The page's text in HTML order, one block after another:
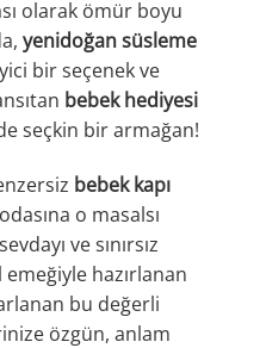
olarak ömür boyu
yenidoğan süsleme
bir seçenek ve
bebek hediyesi
seçkin bir armağan!
bebek kapı
o masalsı
ve sınırsız
emeğiyle hazırlanan
bu değerli
özgün, anlam